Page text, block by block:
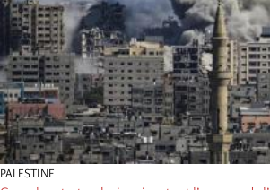
PALESTINE